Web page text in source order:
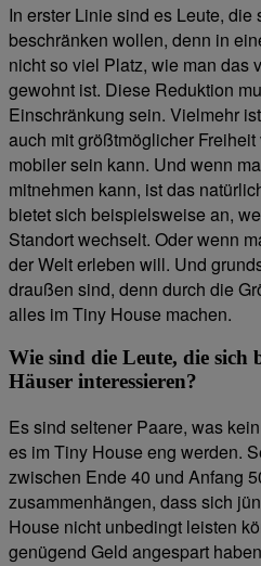
In erster Linie sind es Leute,
beschränken wollen, denn in
nicht so viel Platz, wie man das
gewohnt ist. Diese Reduktion
Einschränkung sein. Vielmehr
auch mit größtmöglicher
mobiler sein kann. Und wenn
mitnehmen kann, ist das
bietet sich beispielsweise an,
Standort wechselt. Oder wenn
der Welt erleben will. Und
draußen sind, denn durch die
alles im Tiny House machen.
Wie sind die Leute, die sich
Häuser interessieren?
Es sind seltener Paare, was
es im Tiny House eng werden.
zwischen Ende 40 und Anfang
zusammenhängen, dass sich
House nicht unbedingt leisten
genügend Geld angespart